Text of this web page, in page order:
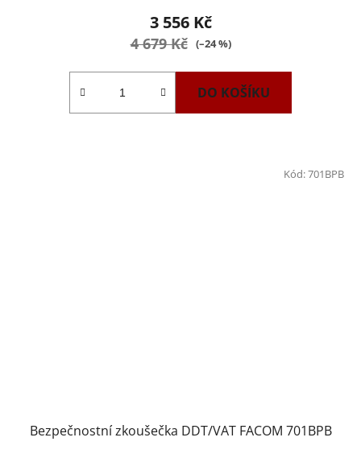
3 556 Kč
4 679 Kč (–24 %)
DO KOŠÍKU
Bezpečnostní zkoušečka DDT/VAT FACOM 701BPB
Kód:701BPB